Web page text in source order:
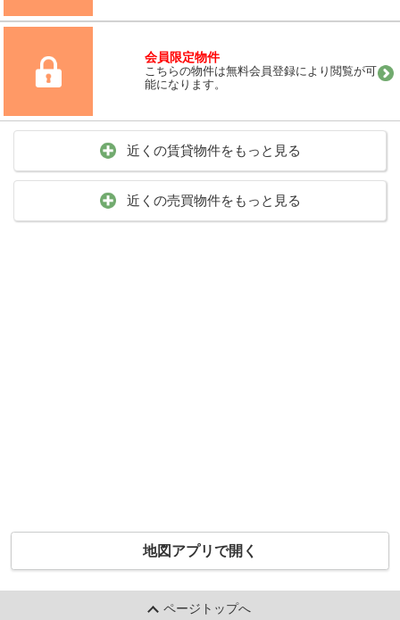
会員限定物件
こちらの物件は無料会員登録により閲覧が可
能になります。
近くの賃貸物件をもっと見る
近くの売買物件をもっと見る
地図アプリで開く
ページトップへ